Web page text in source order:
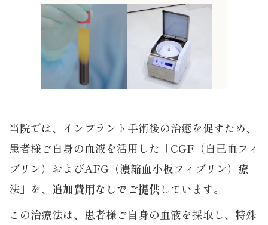
当院では、インプラント手術後の治癒を促すため、
患者様ご自身の血液を活用した「CGF（自己血フィ
ブリン）およびAFG（濃縮血小板フィブリン）療
法」を、 追加費用なしでご提供しています。
この治療法は、患者様ご自身の血液を採取し、特殊